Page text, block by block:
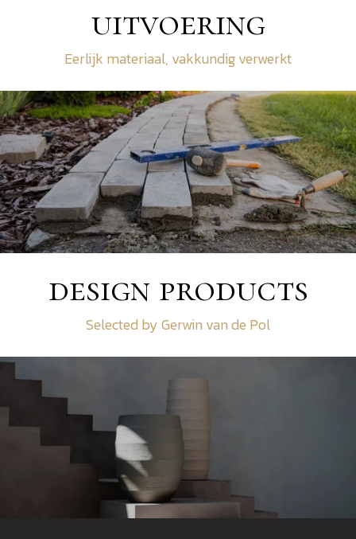
uitvoering
Eerlijk materiaal, vakkundig verwerkt
design products
Selected by Gerwin van de Pol